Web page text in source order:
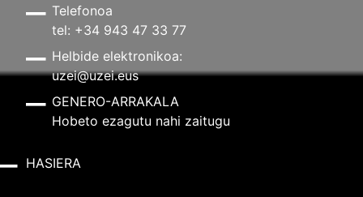
Telefonoa
tel: +34 943 47 33 77
Helbide elektronikoa:
uzei@uzei.eus
GENERO-ARRAKALA
Hobeto ezagutu nahi zaitugu
HASIERA